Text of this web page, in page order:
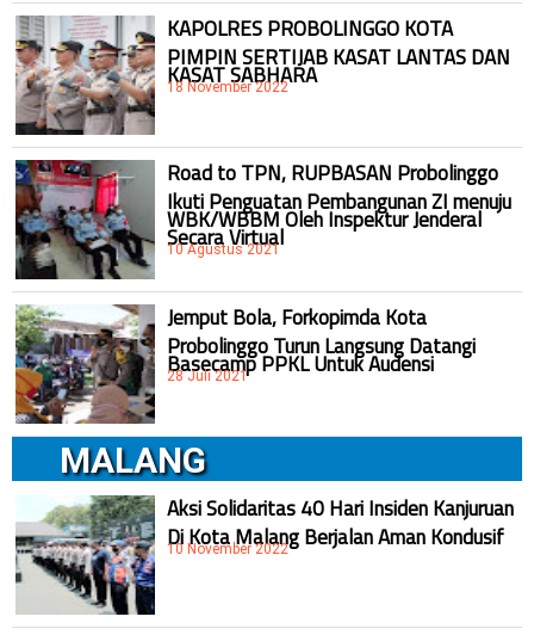
KAPOLRES PROBOLINGGO KOTA
PIMPIN SERTIJAB KASAT LANTAS DAN
KASAT SABHARA
18 November 2022
Road to TPN, RUPBASAN Probolinggo
Ikuti Penguatan Pembangunan ZI menuju
WBK/WBBM Oleh Inspektur Jenderal
Secara Virtual
10 Agustus 2021
Jemput Bola, Forkopimda Kota
Probolinggo Turun Langsung Datangi
Basecamp PPKL Untuk Audensi
28 Juli 2021
MALANG
Aksi Solidaritas 40 Hari Insiden Kanjuruan
Di Kota Malang Berjalan Aman Kondusif
10 November 2022